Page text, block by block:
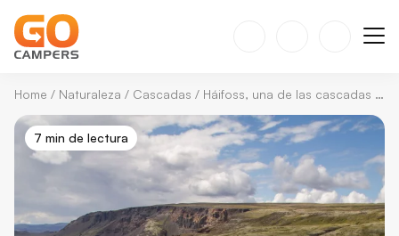
Home / Naturaleza / Cascadas / Háifoss, una de las cascadas más altas de Islandia
7 min de lectura